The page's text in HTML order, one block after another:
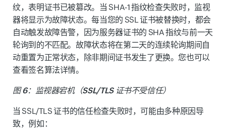
纹，表明证书已被篡改。当 SHA-1 指纹检查失败时，监视
器将显示为故障状态。每当您的 SSL 证书被替换时，都会
自动触发故障告警，因为服务器证书的 SHA 指纹与前一天
轮询到的不匹配。故障状态将在第二天的连续轮询期间自
动重置为正常状态，除非期间证书发生了更换。您也可以
查看签名算法详情。
图 6：监视器宕机（SSL/TLS 证书不受信任）
当 SSL/TLS 证书的信任检查失败时，可能由多种原因导
致，例如：